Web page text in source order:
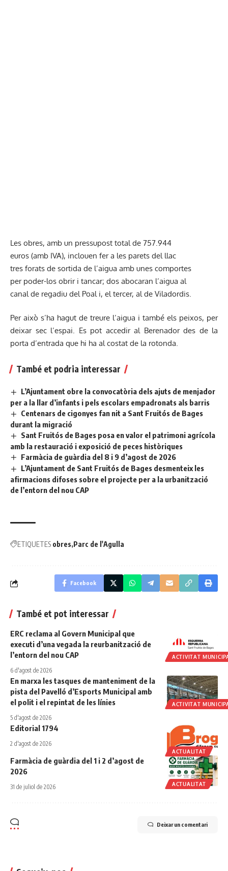
Les obres, amb un pressupost total de 757.944
euros (amb IVA), inclouen fer a les parets del llac
tres forats de sortida de l’aigua amb unes comportes
per poder-los obrir i tancar; dos abocaran l’aigua al
canal de regadiu del Poal i, el tercer, al de Viladordis.
Per això s’ha hagut de treure l’aigua i també els peixos, per
deixar sec l’espai. Es pot accedir al Berenador des de la
porta d’entrada que hi ha al costat de la rotonda.
També et podria interessar
L’Ajuntament obre la convocatòria dels ajuts de menjador
per a la llar d’infants i pels escolars empadronats als barris
Centenars de cigonyes fan nit a Sant Fruitós de Bages
durant la migració
Sant Fruitós de Bages posa en valor el patrimoni agrícola
amb la restauració i exposició de peces històriques
Farmàcia de guàrdia del 8 i 9 d’agost de 2026
L’Ajuntament de Sant Fruitós de Bages desmenteix les
afirmacions difoses sobre el projecte per a la urbanització
de l’entorn del nou CAP
ETIQUETES obres Parc de l'Agulla
Facebook
També et pot interessar
ACTIVITAT
ERC reclama al Govern Municipal que
executi d’una vegada la reurbanització de
l’entorn del nou CAP
6 d'agost de 2026
ACTIVITAT
En marxa les tasques de manteniment de la
pista del Pavelló d’Esports Municipal amb
el polit i el repintat de les línies
5 d'agost de 2026
ACTUALITAT
Editorial 1794
2 d'agost de 2026
ACTUALITAT
Farmàcia de guàrdia del 1 i 2 d’agost de
2026
31 de juliol de 2026
Deixar un comentari